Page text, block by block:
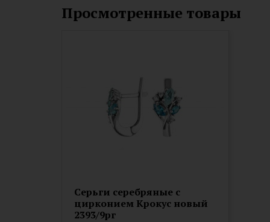
Просмотренные товары
Серьги серебряные с
цирконием Крокус новый
2393/9рг